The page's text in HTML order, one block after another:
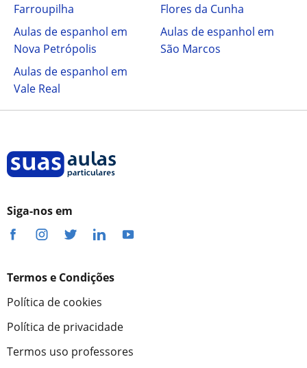
Farroupilha
Flores da Cunha
Aulas de espanhol em
Nova Petrópolis
Aulas de espanhol em
São Marcos
Aulas de espanhol em
Vale Real
Siga-nos em
Termos e Condições
Política de cookies
Política de privacidade
Termos uso professores